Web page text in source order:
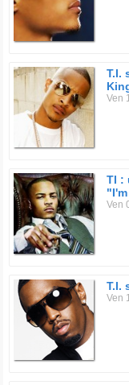
T.I.
Ven
TI :
Ven
T.I.
Ven